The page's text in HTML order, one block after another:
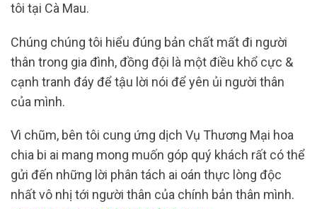
tôi tại Cà Mau.
Chúng chúng tôi hiểu đúng bản chất mất đi người
thân trong gia đình, đồng đội là một điều khổ cực &
cạnh tranh đáy để tậu lời nói để yên ủi người thân
của mình.
Vì chũm, bên tôi cung ứng dịch Vụ Thương Mại hoa
chia bi ai mang mong muốn góp quý khách rất có thể
gửi đến những lời phân tách ai oán thực lòng độc
nhất vô nhị tới người thân của chính bản thân mình.